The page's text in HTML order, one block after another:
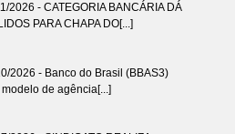
2026 - CATEGORIA BANCÁRIA DÁ
PARA CHAPA DO[...]
2026 - Banco do Brasil (BBAS3)
de agência[...]